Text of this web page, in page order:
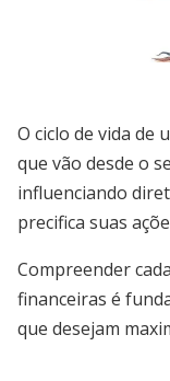
O ciclo de vida de
que vão desde o
influenciando
precifica suas
Compreender
financeiras é
que desejam